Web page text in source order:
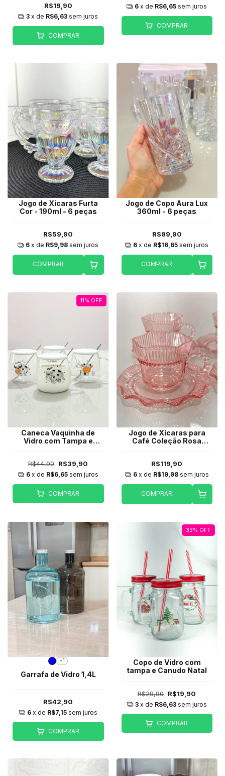
R$19,90
3 x de R$6,63 sem juros
COMPRAR
6 x de R$6,65 sem juros
COMPRAR
Jogo de Xícaras Furta
Cor - 190ml - 6 peças
R$59,90
6 x de R$9,98 sem juros
COMPRAR
Jogo de Copo Aura Lux
360ml - 6 peças
R$99,90
6 x de R$16,65 sem juros
COMPRAR
11% OFF
Caneca Vaquinha de
Vidro com Tampa e
R$44,90 R$39,90
6 x de R$6,65 sem juros
COMPRAR
Jogo de Xícaras para
Café Coleção Rosa
R$119,90
6 x de R$19,98 sem juros
COMPRAR
+1
Garrafa de Vidro 1,4L
R$42,90
6 x de R$7,15 sem juros
COMPRAR
33% OFF
Copo de Vidro com
tampa e Canudo Natal
R$29,90 R$19,90
3 x de R$6,63 sem juros
COMPRAR